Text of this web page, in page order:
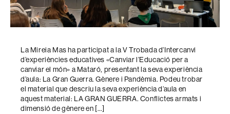
La Mireia Mas ha participat a la V Trobada d’Intercanvi
d’experiències educatives «Canviar l’Educació per a
canviar el món» a Mataró, presentant la seva experiència
d’aula: La Gran Guerra. Gènere i Pandèmia. Podeu trobar
el material que descriu la seva experiència d’aula en
aquest material: LA GRAN GUERRA. Conflictes armats i
dimensió de gènere en […]